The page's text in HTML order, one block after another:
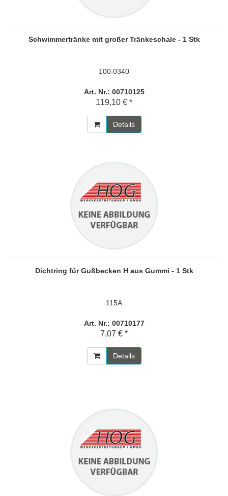
Schwimmertränke mit großer Tränkeschale - 1 Stk
100.0340
Art. Nr.: 00710125
119,10 € *
Details
Dichtring für Gußbecken H aus Gummi - 1 Stk
115A
Art. Nr.: 00710177
7,07 € *
Details